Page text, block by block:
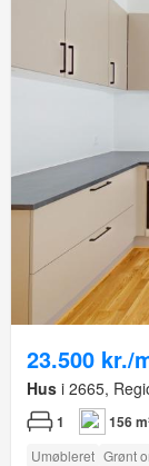
23.500 kr./
Hus i 2665,
1 156
Umøbleret Grønt